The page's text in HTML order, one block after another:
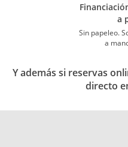
a
Sin papeleo.
a
Y además si reservas
directo